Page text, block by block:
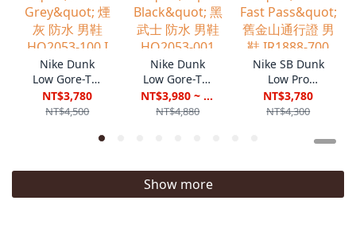
Nike Dunk
Low Gore-Tex
"Smoke Grey"
煙灰 防水 男鞋
NT$3,780
NT$4,500
Nike Dunk
Low Gore-Tex
"Triple Black"
黑武士 防水 男
NT$3,980 ~ NT$4,680
NT$4,880
Nike SB Dunk
Low Pro
"Muni Fast
Pass" 舊金山
IR1888-700
NT$3,780
NT$4,300
Show more